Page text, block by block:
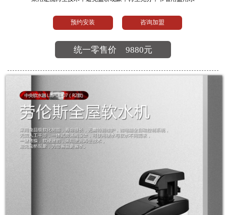
预约安装 咨询加盟
统一零售价 9880元